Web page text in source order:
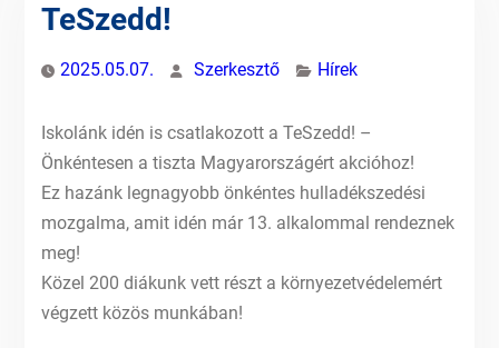
TeSzedd!
2025.05.07. Szerkesztő Hírek
Iskolánk idén is csatlakozott a TeSzedd! –
Önkéntesen a tiszta Magyarországért akcióhoz!
Ez hazánk legnagyobb önkéntes hulladékszedési
mozgalma, amit idén már 13. alkalommal rendeznek
meg!
Közel 200 diákunk vett részt a környezetvédelemért
végzett közös munkában!